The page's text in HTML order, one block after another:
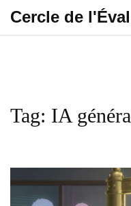
Cercle de
Tag: IA